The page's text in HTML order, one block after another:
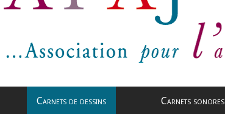
Carnets de dessins Carnets sonores